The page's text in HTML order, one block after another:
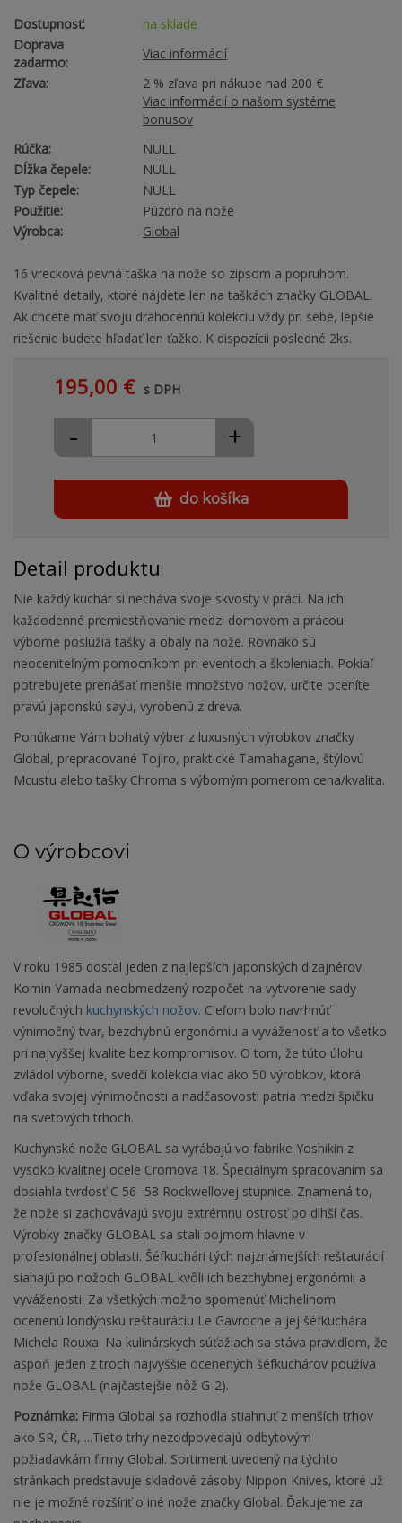
Dostupnosť:
na sklade
Doprava
zadarmo:
Viac informácií
Zľava:
2 % zľava pri nákupe nad 200 €
Viac informácií o našom systéme
bonusov
Rúčka:
NULL
Dĺžka čepele:
NULL
Typ čepele:
NULL
Použitie:
Púzdro na nože
Výrobca:
Global
16 vrecková pevná taška na nože so zipsom a popruhom.
Kvalitné detaily, ktoré nájdete len na taškách značky GLOBAL.
Ak chcete mať svoju drahocennú kolekciu vždy pri sebe, lepšie
riešenie budete hľadať len ťažko. K dispozícii posledné 2ks.
195,00 € s DPH
+
-
do košíka
Detail produktu
Nie každý kuchár si necháva svoje skvosty v práci. Na ich
každodenné premiestňovanie medzi domovom a prácou
výborne poslúžia tašky a obaly na nože. Rovnako sú
neoceniteľným pomocníkom pri eventoch a školeniach. Pokiaľ
potrebujete prenášať menšie množstvo nožov, určite oceníte
pravú japonskú sayu, vyrobenú z dreva.
Ponúkame Vám bohatý výber z luxusných výrobkov značky
Global, prepracované Tojiro, praktické Tamahagane, štýlovú
Mcustu alebo tašky Chroma s výborným pomerom cena/kvalita.
O výrobcovi
V roku 1985 dostal jeden z najlepších japonských dizajnérov
Komin Yamada neobmedzený rozpočet na vytvorenie sady
revolučných kuchynských nožov. Cieľom bolo navrhnúť
výnimočný tvar, bezchybnú ergonómiu a vyváženosť a to všetko
pri najvyššej kvalite bez kompromisov. O tom, že túto úlohu
zvládol výborne, svedčí kolekcia viac ako 50 výrobkov, ktorá
vďaka svojej výnimočnosti a nadčasovosti patria medzi špičku
na svetových trhoch.
Kuchynské nože GLOBAL sa vyrábajú vo fabrike Yoshikin z
vysoko kvalitnej ocele Cromova 18. Špeciálnym spracovaním sa
dosiahla tvrdosť C 56 -58 Rockwellovej stupnice. Znamená to,
že nože si zachovávajú svoju extrémnu ostrosť po dlhší čas.
Výrobky značky GLOBAL sa stali pojmom hlavne v
profesionálnej oblasti. Šéfkuchári tých najznámejších reštaurácií
siahajú po nožoch GLOBAL kvôli ich bezchybnej ergonómii a
vyváženosti. Za všetkých možno spomenúť Michelinom
ocenenú londýnsku reštauráciu Le Gavroche a jej šéfkuchára
Michela Rouxa. Na kulinárskych súťažiach sa stáva pravidlom, že
aspoň jeden z troch najvyššie ocenených šéfkuchárov používa
nože GLOBAL (najčastejšie nôž G-2).
Poznámka: Firma Global sa rozhodla stiahnuť z menších trhov
ako SR, ČR, ...Tieto trhy nezodpovedajú odbytovým
požiadavkám firmy Global. Sortiment uvedený na týchto
stránkach predstavuje skladové zásoby Nippon Knives, ktoré už
nie je možné rozšíriť o iné nože značky Global. Ďakujeme za